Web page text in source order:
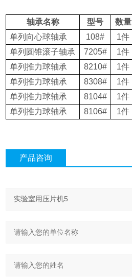
轴承名称 型号 数量
单列向心球轴承
108# 1件
单列圆锥滚子轴承
7205# 1件
单列推力球轴承
8210# 1件
单列推力球轴承
8308# 1件
单列推力球轴承
8104# 1件
单列推力球轴承
8106# 1件
产品咨询